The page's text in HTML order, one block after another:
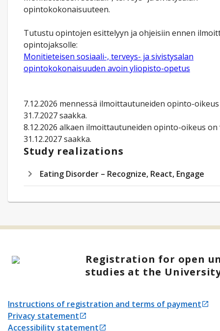
opintokokonaisuuteen.
Tutustu opintojen esittelyyn ja ohjeisiin ennen
opintojaksolle:
Monitieteisen sosiaali-, terveys- ja sivistysalan
opintokokonaisuuden avoin yliopisto-opetus
7.12.2026 mennessä ilmoittautuneiden opinto-
31.7.2027 saakka.
8.12.2026 alkaen ilmoittautuneiden opinto-oikeus on
31.12.2027 saakka.
Study realizations
Eating Disorder – Recognize, React, Engage
Registration for open
studies at the
Instructions of registration and terms of payment
Opens in a new tab
Privacy statement
Opens in a new tab
Accessibility statement